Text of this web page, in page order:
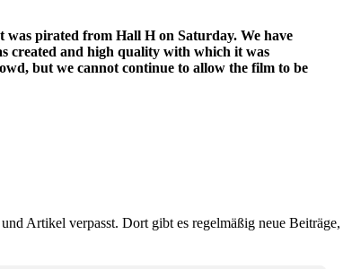
was pirated from Hall H on Saturday. We have
created and high quality with which it was
but we cannot continue to allow the film to be
Artikel verpasst. Dort gibt es regelmäßig neue Beiträge,